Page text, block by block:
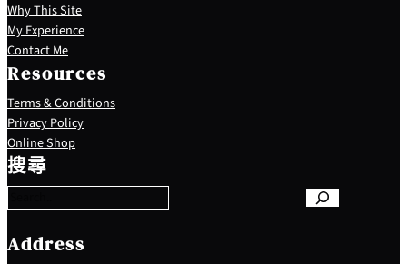
Why This Site
My Experience
Contact Me
Resources
Terms & Conditions
Privacy Policy
Online Shop
搜尋
S
e
a
c
h
Address